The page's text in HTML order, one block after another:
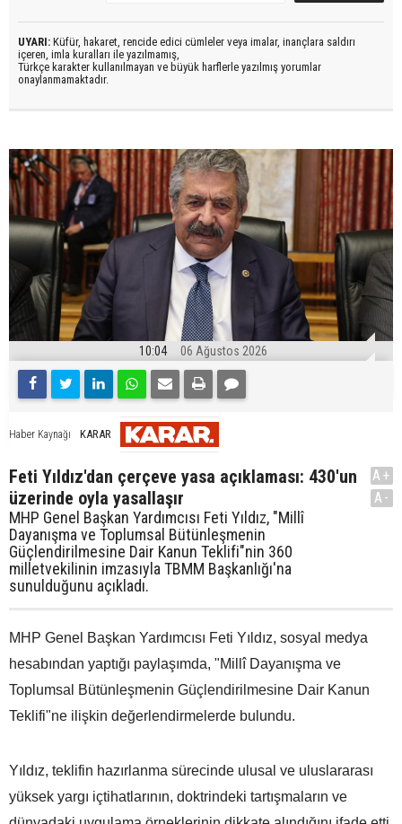
UYARI: Küfür, hakaret, rencide edici cümleler veya imalar, inançlara saldırı
içeren, imla kuralları ile yazılmamış,
Türkçe karakter kullanılmayan ve büyük harflerle yazılmış yorumlar
onaylanmamaktadır.
10:04 06 Ağustos 2026
Haber Kaynağı KARAR
Feti Yıldız'dan çerçeve yasa açıklaması: 430'un
üzerinde oyla yasallaşır
MHP Genel Başkan Yardımcısı Feti Yıldız, "Millî
Dayanışma ve Toplumsal Bütünleşmenin
Güçlendirilmesine Dair Kanun Teklifi"nin 360
milletvekilinin imzasıyla TBMM Başkanlığı'na
sunulduğunu açıkladı.
A+
A-
MHP Genel Başkan Yardımcısı Feti Yıldız, sosyal medya
hesabından yaptığı paylaşımda, "Millî Dayanışma ve
Toplumsal Bütünleşmenin Güçlendirilmesine Dair Kanun
Teklifi"ne ilişkin değerlendirmelerde bulundu.
Yıldız, teklifin hazırlanma sürecinde ulusal ve uluslararası
yüksek yargı içtihatlarının, doktrindeki tartışmaların ve